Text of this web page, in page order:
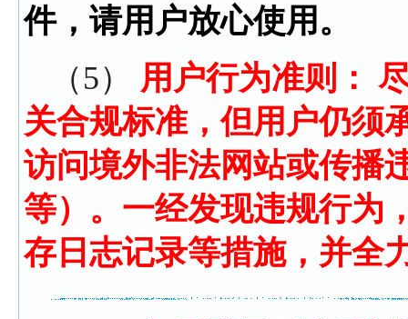
件，请用户放心使用。
（5） 用户行为准则：
关合规标准，但用户仍须
访问境外非法网站或传播
等）。一经发现违规行为
存日志记录等措施，并全